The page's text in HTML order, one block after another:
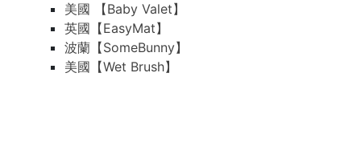
美國 【Baby Valet】
英國【EasyMat】
波蘭【SomeBunny】
美國【Wet Brush】